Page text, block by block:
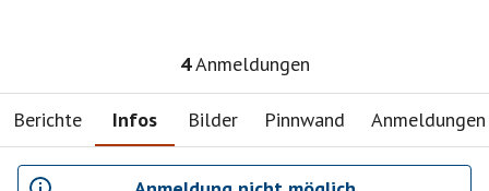
4Anmeldungen
Berichte Infos Bilder Pinnwand Anmeldungen